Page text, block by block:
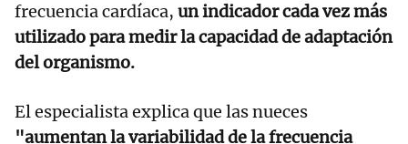
frecuencia cardíaca, un indicador cada vez más
utilizado para medir la capacidad de adaptación
del organismo.
El especialista explica que las nueces
"aumentan la variabilidad de la frecuencia